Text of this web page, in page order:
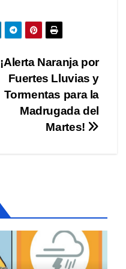
¡Alerta Naranja por
Fuertes Lluvias y
Tormentas para la
Madrugada del
Martes!